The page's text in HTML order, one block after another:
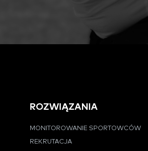
ROZWIĄZANIA
MONITOROWANIE SPORTOWCÓW
REKRUTACJA